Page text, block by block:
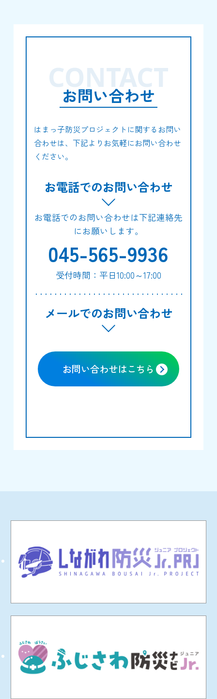
お問い合わせ
CONTACT
はまっ子防災プロジェクトに関するお問い
合わせは、下記よりお気軽にお問い合わせ
ください。
お電話でのお問い合わせ
お電話でのお問い合わせは下記連絡先
にお願いします。
045-565-9936
受付時間：平日10:00～17:00
メールでのお問い合わせ
お問い合わせはこちら